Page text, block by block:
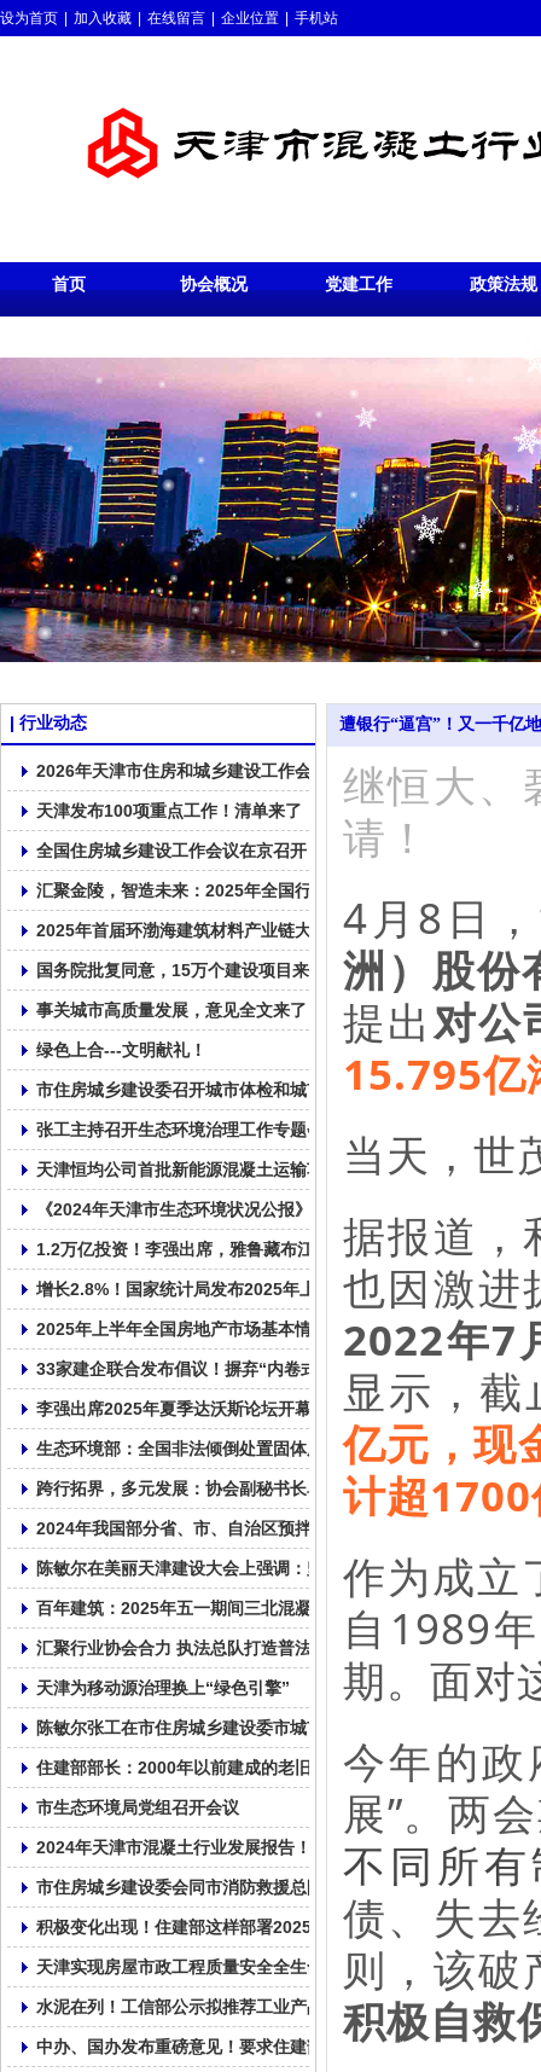
设为首页 加入收藏 在线留言 企业位置 手机站
首页 协会概况 党建工作 政策法规
行业动态
2026年天津市住房和城乡建设工作会议召开
天津发布100项重点工作！清单来了！
全国住房城乡建设工作会议在京召开
汇聚金陵，智造未来：2025年全国行业高质量发展交流会在南京召
2025年首届环渤海建筑材料产业链大会在大连顺利召开！
国务院批复同意，15万个建设项目来了！
事关城市高质量发展，意见全文来了
绿色上合---文明献礼！
市住房城乡建设委召开城市体检和城市更新规划编制工作动员部署
张工主持召开生态环境治理工作专题会议
天津恒均公司首批新能源混凝土运输车交付使用!
《2024年天津市生态环境状况公报》发布 亮出生态成绩单
1.2万亿投资！李强出席，雅鲁藏布江下游水电工程正式开工！
增长2.8%！国家统计局发布2025年上半年全国固定资产投资统计数
2025年上半年全国房地产市场基本情况
33家建企联合发布倡议！摒弃“内卷式”竞争！
李强出席2025年夏季达沃斯论坛开幕式并致辞
生态环境部：全国非法倾倒处置固体废物专项整治行动启动
跨行拓界，多元发展：协会副秘书长单位天津市鼎华百圣混凝土企
2024年我国部分省、市、自治区预拌混凝土产量统计表
陈敏尔在美丽天津建设大会上强调：坚持走内涵式发展路子，全面
百年建筑：2025年五一期间三北混凝土市场运行情况
汇聚行业协会合力 执法总队打造普法新样本
天津为移动源治理换上“绿色引擎”
陈敏尔张工在市住房城乡建设委市城市管理委调研：以筹备好上合
住建部部长：2000年以前建成的老旧小区纳入城市更新改造范围
市生态环境局党组召开会议
2024年天津市混凝土行业发展报告！
市住房城乡建设委会同市消防救援总队召开全市住建领域安全生产
积极变化出现！住建部这样部署2025年房地产工作
天津实现房屋市政工程质量安全全生命周期数字监管
水泥在列！工信部公示拟推荐工业产品碳足迹核算规则团体标准清
中办、国办发布重磅意见！要求住建部牵头加强指导和总结评估，
遭银行“逼宫”！又一千亿
继恒大、
请！
4月8日
洲）股份
提出对公
15.795亿
当天，世
据报道，
也因激进
2022年7
显示，
亿元，现
计超
作为成立
自1989
期。面对
今年的
展”。两
不同所
债、失去
则，该
积极自救